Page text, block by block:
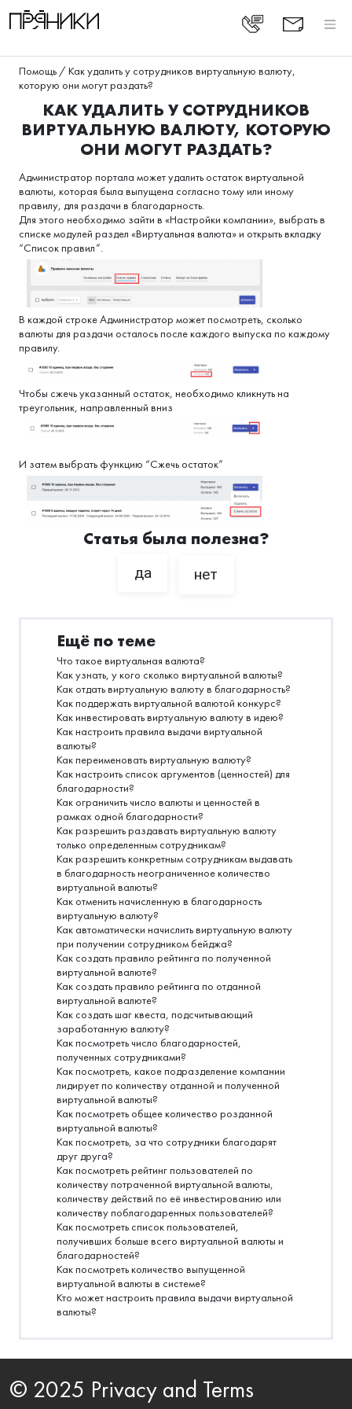
Помощь / Как удалить у сотрудников виртуальную валюту,
которую они могут раздать?
КАК УДАЛИТЬ У СОТРУДНИКОВ
ВИРТУАЛЬНУЮ ВАЛЮТУ, КОТОРУЮ
ОНИ МОГУТ РАЗДАТЬ?
Администратор портала может удалить остаток виртуальной
валюты, которая была выпущена согласно тому или иному
правилу, для раздачи в благодарность.
Для этого необходимо зайти в «Настройки компании», выбрать в
списке модулей раздел «Виртуальная валюта» и открыть вкладку
“Список правил”.
В каждой строке Администратор может посмотреть, сколько
валюты для раздачи осталось после каждого выпуска по каждому
правилу.
Чтобы сжечь указанный остаток, необходимо кликнуть на
треугольник, направленный вниз
И затем выбрать функцию “Сжечь остаток”
Статья была полезна?
да нет
Ещё по теме
Что такое виртуальная валюта?
Как узнать, у кого сколько виртуальной валюты?
Как отдать виртуальную валюту в благодарность?
Как поддержать виртуальной валютой конкурс?
Как инвестировать виртуальную валюту в идею?
Как настроить правила выдачи виртуальной
валюты?
Как переименовать виртуальную валюту?
Как настроить список аргументов (ценностей) для
благодарности?
Как ограничить число валюты и ценностей в
рамках одной благодарности?
Как разрешить раздавать виртуальную валюту
только определенным сотрудникам?
Как разрешить конкретным сотрудникам выдавать
в благодарность неограниченное количество
виртуальной валюты?
Как отменить начисленную в благодарность
виртуальную валюту?
Как автоматически начислить виртуальную валюту
при получении сотрудником бейджа?
Как создать правило рейтинга по полученной
виртуальной валюте?
Как создать правило рейтинга по отданной
виртуальной валюте?
Как создать шаг квеста, подсчитывающий
заработанную валюту?
Как посмотреть число благодарностей,
полученных сотрудниками?
Как посмотреть, какое подразделение компании
лидирует по количеству отданной и полученной
виртуальной валюты?
Как посмотреть общее количество розданной
виртуальной валюты?
Как посмотреть, за что сотрудники благодарят
друг друга?
Как посмотреть рейтинг пользователей по
количеству потраченной виртуальной валюты,
количеству действий по её инвестированию или
количеству поблагодаренных пользователей?
Как посмотреть список пользователей,
получивших больше всего виртуальной валюты и
благодарностей?
Как посмотреть количество выпущенной
виртуальной валюты в системе?
Кто может настроить правила выдачи виртуальной
валюты?
© 2025 Privacy and Terms